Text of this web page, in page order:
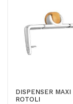
DISPENSER MAXI
ROTOLI